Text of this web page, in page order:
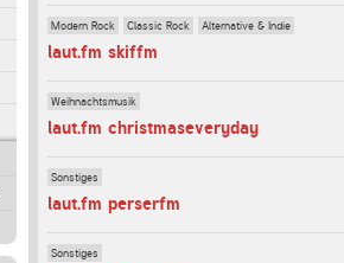
Modern Rock Classic Rock Alternative & Indie
laut.fm skiffm
Weihnachtsmusik
laut.fm christmaseveryday
Sonstiges
laut.fm perserfm
Sonstiges